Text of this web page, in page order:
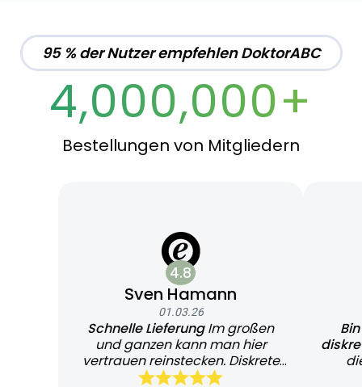
95 % der Nutzer empfehlen DoktorABC
4,000,000+
Bestellungen von Mitgliedern
4.8
Sven Hamann
01.03.26
Schnelle LieferungIm großen
und ganzen kann man hier
vertrauen reinstecken. Diskrete
und schnelle Lieferung